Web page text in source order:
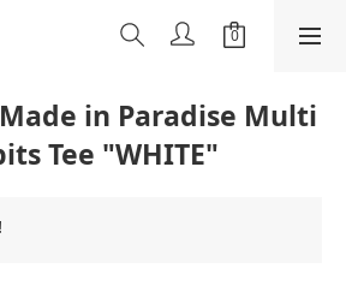
Made in Paradise Multi
Tee "WHITE"